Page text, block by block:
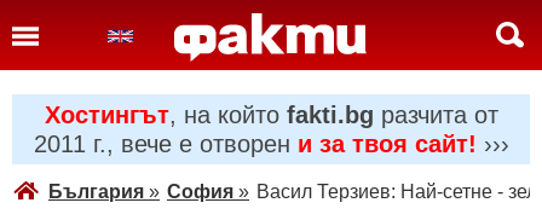
Хостингът, на който fakti.bg разчита от
2011 г., вече е отворен и за твоя сайт! ›››
България » София » Васил Терзиев: Най-сетне -